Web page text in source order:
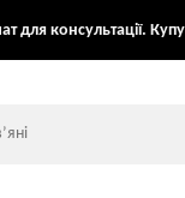
консультації.